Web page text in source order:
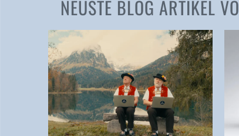
NEUSTE BLOG ARTIKEL